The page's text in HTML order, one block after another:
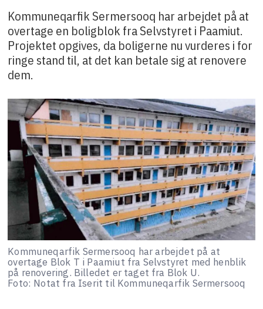
Kommuneqarfik Sermersooq har arbejdet på at
overtage en boligblok fra Selvstyret i Paamiut.
Projektet opgives, da boligerne nu vurderes i for
ringe stand til, at det kan betale sig at renovere
dem.
Kommuneqarfik Sermersooq har arbejdet på at
overtage Blok T i Paamiut fra Selvstyret med henblik
på renovering. Billedet er taget fra Blok U.
Foto: Notat fra Iserit til Kommuneqarfik Sermersooq